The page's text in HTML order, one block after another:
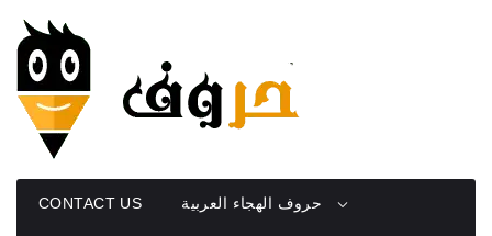
content
CONTACT US حروف الهجاء العربية